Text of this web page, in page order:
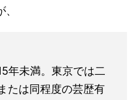
年未満。東京では二
たは同程度の芸歴有